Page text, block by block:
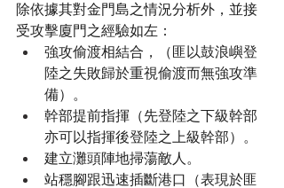
除依據其對金門島之情況分析外，並接
受攻擊廈門之經驗如左：
強攻偷渡相結合，（匪以鼓浪嶼登
陸之失敗歸於重視偷渡而無強攻準
備）。
幹部提前指揮（先登陸之下級幹部
亦可以指揮後登陸之上級幹部）。
建立灘頭陣地掃蕩敵人。
站穩腳跟迅速插斷港口（表現於匪